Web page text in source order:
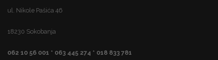
ul. Nikole Pašića 46
18230 Sokobanja
062 10 56 001 * 063 445 274 * 018 833 781